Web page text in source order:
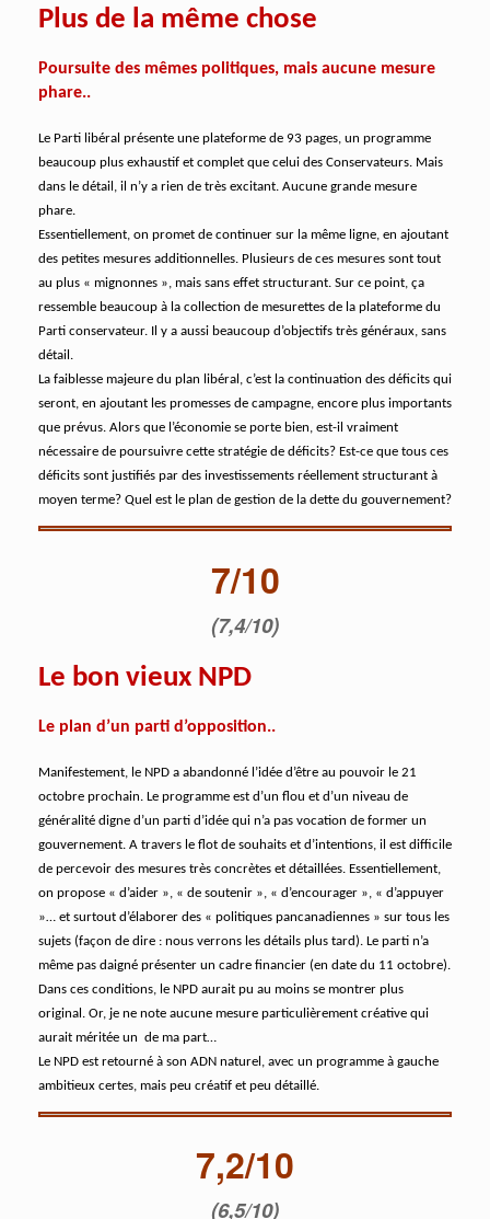
Plus de la même chose
Poursuite des mêmes politiques, mais aucune mesure
phare..
Le Parti libéral présente une plateforme de 93 pages, un programme
beaucoup plus exhaustif et complet que celui des Conservateurs. Mais
dans le détail, il n’y a rien de très excitant. Aucune grande mesure
phare.
Essentiellement, on promet de continuer sur la même ligne, en ajoutant
des petites mesures additionnelles. Plusieurs de ces mesures sont tout
au plus « mignonnes », mais sans effet structurant. Sur ce point, ça
ressemble beaucoup à la collection de mesurettes de la plateforme du
Parti conservateur. Il y a aussi beaucoup d’objectifs très généraux, sans
détail.
La faiblesse majeure du plan libéral, c’est la continuation des déficits qui
seront, en ajoutant les promesses de campagne, encore plus importants
que prévus. Alors que l’économie se porte bien, est-il vraiment
nécessaire de poursuivre cette stratégie de déficits? Est-ce que tous ces
déficits sont justifiés par des investissements réellement structurant à
moyen terme? Quel est le plan de gestion de la dette du gouvernement?
7/10
(7,4/10)
Le bon vieux NPD
Le plan d’un parti d’opposition..
Manifestement, le NPD a abandonné l’idée d’être au pouvoir le 21
octobre prochain. Le programme est d’un flou et d’un niveau de
généralité digne d’un parti d’idée qui n’a pas vocation de former un
gouvernement. A travers le flot de souhaits et d’intentions, il est difficile
de percevoir des mesures très concrètes et détaillées. Essentiellement,
on propose « d’aider », « de soutenir », « d’encourager », « d’appuyer
»… et surtout d’élaborer des « politiques pancanadiennes » sur tous les
sujets (façon de dire : nous verrons les détails plus tard). Le parti n’a
même pas daigné présenter un cadre financier (en date du 11 octobre).
Dans ces conditions, le NPD aurait pu au moins se montrer plus
original. Or, je ne note aucune mesure particulièrement créative qui
aurait méritée un de ma part…
Le NPD est retourné à son ADN naturel, avec un programme à gauche
ambitieux certes, mais peu créatif et peu détaillé.
7,2/10
(6,5/10)